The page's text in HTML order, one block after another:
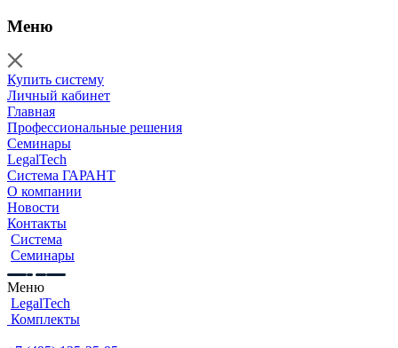
Меню
Купить систему
Личный кабинет
Главная
Профессиональные решения
Семинары
LegalTech
Система ГАРАНТ
О компании
Новости
Контакты
Система
Семинары
Меню
LegalTech
Комплекты